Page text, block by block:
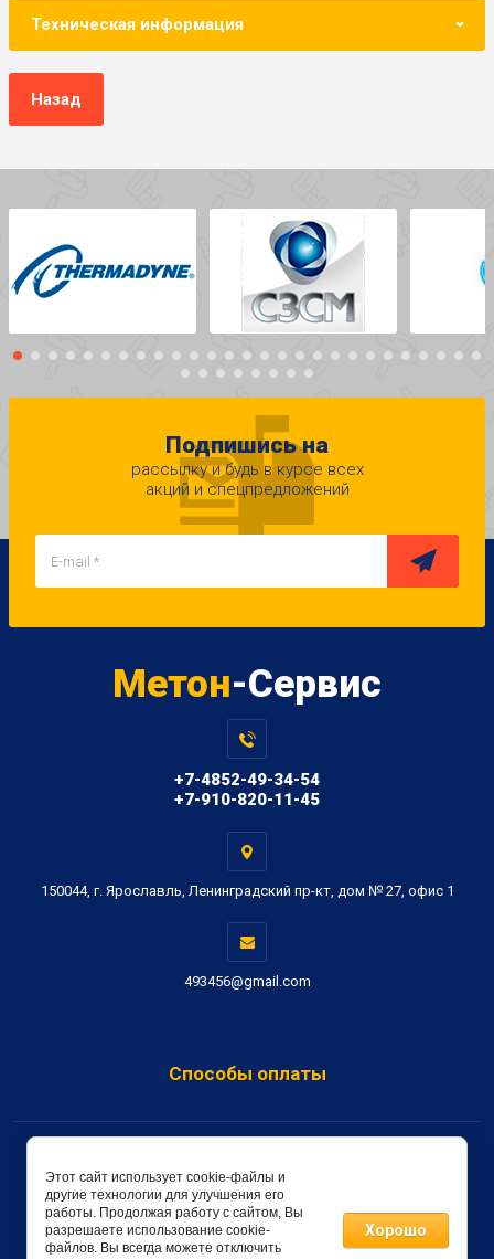
Техническая информация
Назад
Подпишись на
рассылку и будь в курсе всех
акций и спецпредложений
Метон-Сервис
+7-4852-49-34-54
+7-910-820-11-45
150044, г. Ярославль, Ленинградский пр-кт, дом № 27, офис 1
493456@gmail.com
Способы оплаты
Copyright © 2019 - 2026 Метон-Сервис
создать интернет магазин
Этот сайт использует cookie-файлы и
другие технологии для улучшения его
работы. Продолжая работу с сайтом, Вы
разрешаете использование cookie-
файлов. Вы всегда можете отключить
Хорошо